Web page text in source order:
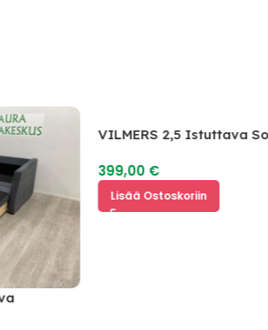
VILMERS 2,5 Istuttava Sohva
399,00€
Lisää Ostoskoriin